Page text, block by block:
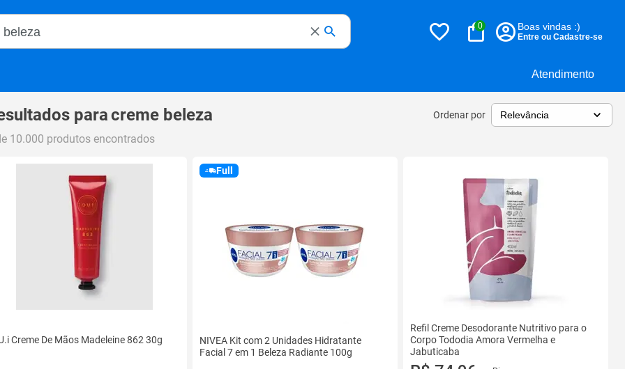
Atendimento
Magalu
0 Boas vindas :)
Entre ou Cadastre-se
paracreme beleza Ordenar por
10.000 produtos encontrados
Creme De Mãos Madeleine 862 30g
Full
NIVEA Kit com 2 Unidades Hidratante
Facial 7 em 1 Beleza Radiante 100g
Refil Creme Desodorante Nutritivo para o
Corpo Tododia Amora Vermelha e
Jabuticaba